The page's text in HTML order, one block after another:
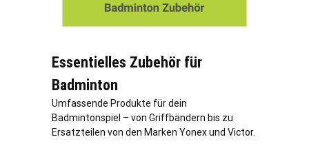
Essentielles Zubehör für
Badminton
Umfassende Produkte für dein
Badmintonspiel – von Griffbändern bis zu
Ersatzteilen von den Marken Yonex und Victor.